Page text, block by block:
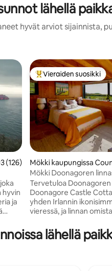
lähellä
hyvät arviot sijainnista,
arvio 4,93/5, 126
(126)
hyvin
ja
🍽️
Vieraiden suosikkien
Vieraiden suosikki
Mökki kaupungissa
Clare
Mökki Doonagoren
Tervetuloa Doonagoren
Doonagore Castle
yhden Irlannin
vieressä, ja linnan
aidot 300 vuotta vanhat
moderneihin
lähellä